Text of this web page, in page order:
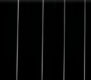
erkennen, dass das
Schwierigkeiten
vergangenen Jahre
das nicht der